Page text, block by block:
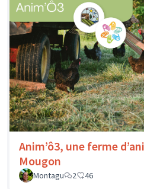
Anim’ô3, une ferme
Mougon
Montagu
2 46